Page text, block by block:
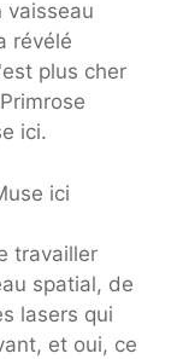
vaisseau
révélé
plus cher
ici.
ici
travailler
spatial, de
lasers qui
et oui, ce